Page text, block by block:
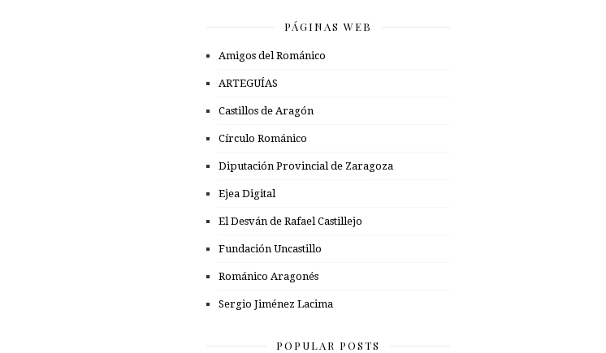
PÁGINAS WEB
Amigos del Románico
ARTEGUÍAS
Castillos de Aragón
Círculo Románico
Diputación Provincial de Zaragoza
Ejea Digital
El Desván de Rafael Castillejo
Fundación Uncastillo
Románico Aragonés
Sergio Jiménez Lacima
POPULAR POSTS